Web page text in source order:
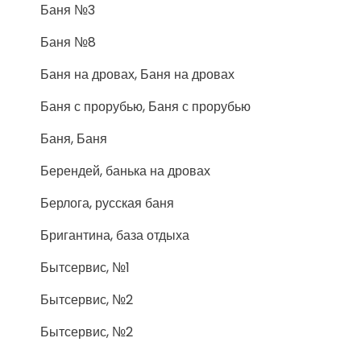
Баня №3
Баня №8
Баня на дровах, Баня на дровах
Баня с прорубью, Баня с прорубью
Баня, Баня
Берендей, банька на дровах
Берлога, русская баня
Бригантина, база отдыха
Бытсервис, №1
Бытсервис, №2
Бытсервис, №2